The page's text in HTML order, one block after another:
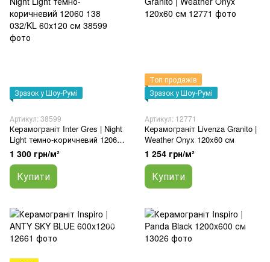
Зразок у Шоу-Румі
Артикул: 38599
Керамограніт Inter Gres | Night
Light темно-коричневий 12060
138 032/KL 60x120 см
1 300 грн/м²
Купити
Топ продажів
Зразок у Шоу-Румі
Артикул: 12771
Керамограніт Livenza Granito |
Weather Onyx 120x60 см
1 254 грн/м²
Купити